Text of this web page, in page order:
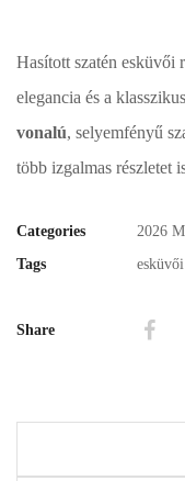
Hasított szatén esküvői
elegancia és a
vonalú, selyemfényű
több izgalmas részletet
Categories 2026
Tags
Share